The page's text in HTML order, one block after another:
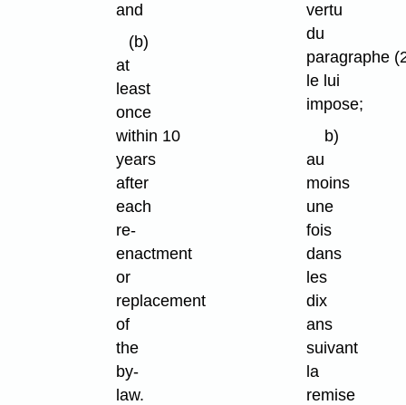
and
(b)
at
least
once
within 10
years
after
each
re-
enactment
or
replacement
of
the
by-
law.
vertu
du
paragraphe
le lui
impose;
b)
au
moins
une
fois
dans
les
dix
ans
suivant
la
remise